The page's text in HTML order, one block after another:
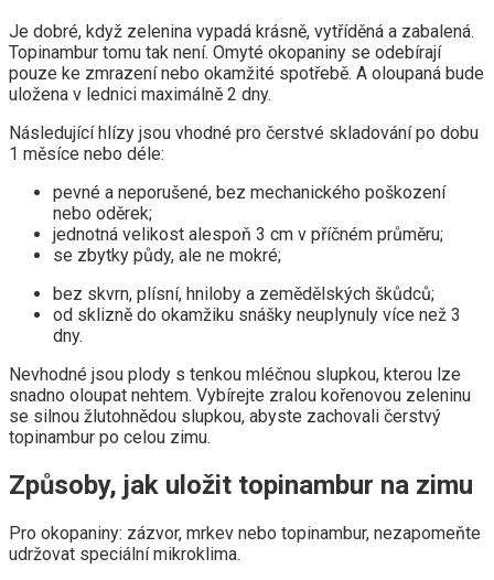
Je dobré, když zelenina vypadá krásně, vytříděná a zabalená.
Topinambur tomu tak není. Omyté okopaniny se odebírají
pouze ke zmrazení nebo okamžité spotřebě. A oloupaná bude
uložena v lednici maximálně 2 dny.
Následující hlízy jsou vhodné pro čerstvé skladování po dobu
1 měsíce nebo déle:
pevné a neporušené, bez mechanického poškození
nebo oděrek;
jednotná velikost alespoň 3 cm v příčném průměru;
se zbytky půdy, ale ne mokré;
bez skvrn, plísní, hniloby a zemědělských škůdců;
od sklizně do okamžiku snášky neuplynuly více než 3
dny.
Nevhodné jsou plody s tenkou mléčnou slupkou, kterou lze
snadno oloupat nehtem. Vybírejte zralou kořenovou zeleninu
se silnou žlutohnědou slupkou, abyste zachovali čerstvý
topinambur po celou zimu.
Způsoby, jak uložit topinambur na zimu
Pro okopaniny: zázvor, mrkev nebo topinambur, nezapomeňte
udržovat speciální mikroklima.